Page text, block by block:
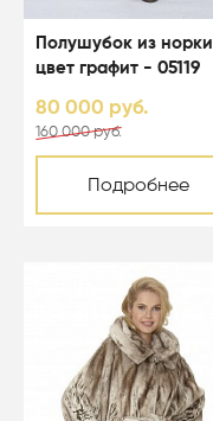
Полушубок из норки
цвет графит - 05119
80 000 руб.
160 000 руб.
Подробнее